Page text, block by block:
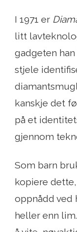
I 1971 er
litt
gadgeten
stjele
kanskje det
på et
gjennom
Som barn
kopiere
oppnådd ved
heller enn